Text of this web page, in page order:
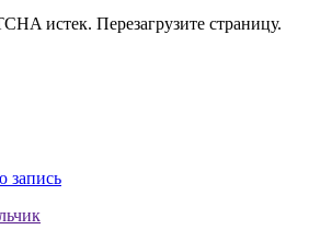
истек. Перезагрузите страницу.
запись